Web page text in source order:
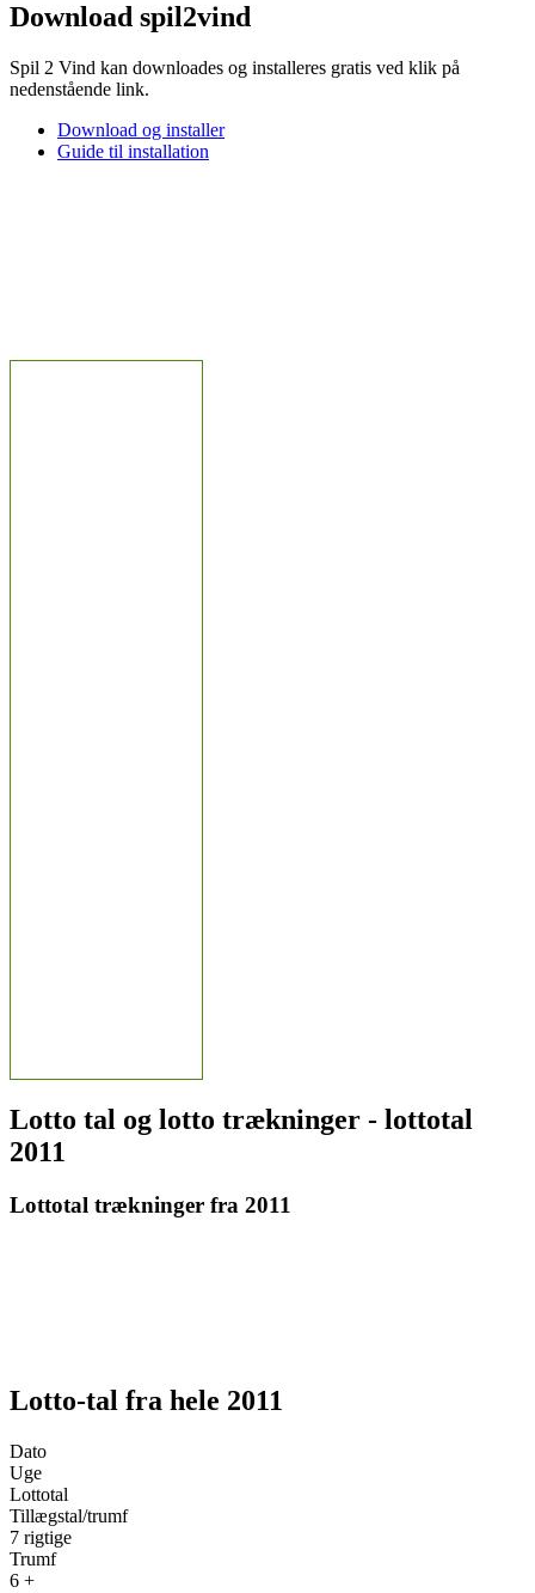
Download spil2vind
Spil 2 Vind kan downloades og installeres gratis ved klik på
nedenstående link.
Download og installer
Guide til installation
Lotto tal og lotto trækninger - lottotal
2011
Lottotal trækninger fra 2011
Lotto-tal fra hele 2011
Dato
Uge
Lottotal
Tillægstal/trumf
7 rigtige
Trumf
6 +